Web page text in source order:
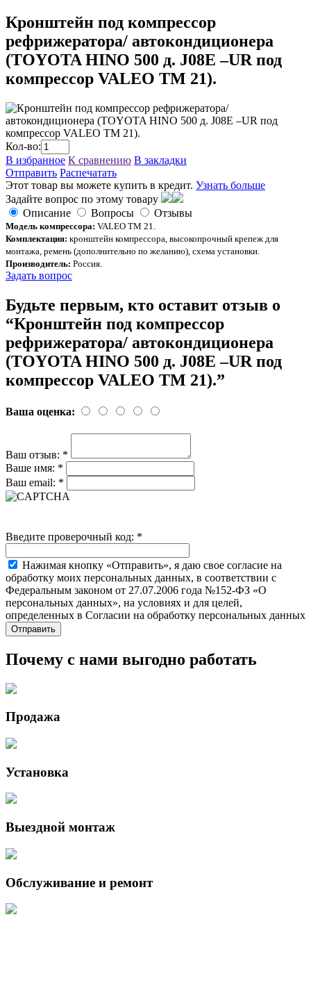
Кронштейн под компрессор
рефрижератора/ автокондиционера
(TOYOTA HINO 500 д. J08E –UR под
компрессор VALEO TM 21).
Кол-во:
В избранное К сравнению В закладки
Отправить Распечатать
Этот товар вы можете купить в кредит. Узнать больше
Задайте вопрос по этому товару
Описание
Вопросы Отзывы
Модель компрессора: VALEO TM 21.
Комплектация: кронштейн компрессора, высокопрочный крепеж для
монтажа, ремень (дополнительно по желанию), схема установки.
Производитель: Россия.
Задать вопрос
Будьте первым, кто оставит отзыв о
“Кронштейн под компрессор
рефрижератора/ автокондиционера
(TOYOTA HINO 500 д. J08E –UR под
компрессор VALEO TM 21).”
Ваша оценка:
Ваш отзыв: *
Ваше имя: *
Ваш email: *
Введите проверочный код: *
Нажимая кнопку «Отправить», я даю свое согласие на
обработку моих персональных данных, в соответствии с
Федеральным законом от 27.07.2006 года №152-ФЗ «О
персональных данных», на условиях и для целей,
определенных в Согласии на обработку персональных данных
Почему с нами выгодно работать
Продажа
Установка
Выездной монтаж
Обслуживание и ремонт